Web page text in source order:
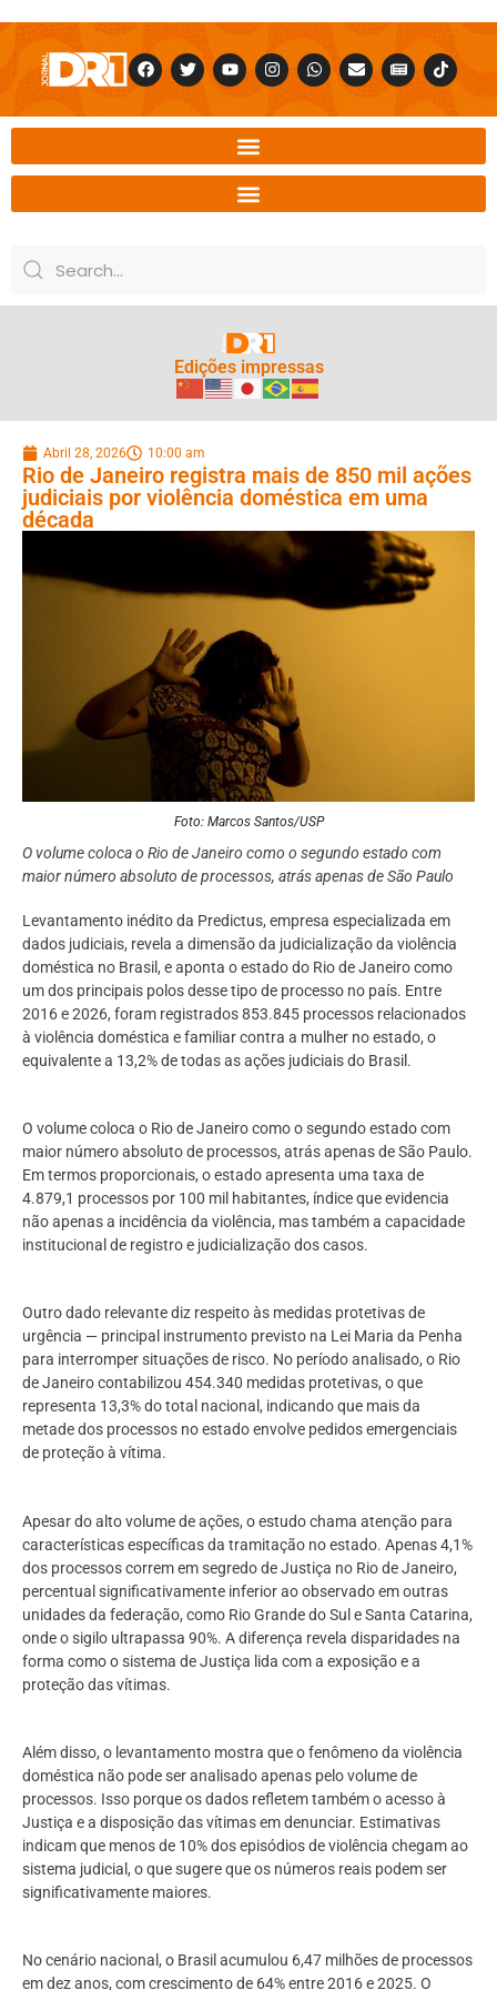
Edições impressas
Abril 28, 2026 10:00 am
Rio de Janeiro registra mais de 850 mil ações
judiciais por violência doméstica em uma
década
Foto: Marcos Santos/USP
O volume coloca o Rio de Janeiro como o segundo estado com
maior número absoluto de processos, atrás apenas de São Paulo
Levantamento inédito da Predictus, empresa especializada em
dados judiciais, revela a dimensão da judicialização da violência
doméstica no Brasil, e aponta o estado do Rio de Janeiro como
um dos principais polos desse tipo de processo no país. Entre
2016 e 2026, foram registrados 853.845 processos relacionados
à violência doméstica e familiar contra a mulher no estado, o
equivalente a 13,2% de todas as ações judiciais do Brasil.
O volume coloca o Rio de Janeiro como o segundo estado com
maior número absoluto de processos, atrás apenas de São Paulo.
Em termos proporcionais, o estado apresenta uma taxa de
4.879,1 processos por 100 mil habitantes, índice que evidencia
não apenas a incidência da violência, mas também a capacidade
institucional de registro e judicialização dos casos.
Outro dado relevante diz respeito às medidas protetivas de
urgência — principal instrumento previsto na Lei Maria da Penha
para interromper situações de risco. No período analisado, o Rio
de Janeiro contabilizou 454.340 medidas protetivas, o que
representa 13,3% do total nacional, indicando que mais da
metade dos processos no estado envolve pedidos emergenciais
de proteção à vítima.
Apesar do alto volume de ações, o estudo chama atenção para
características específicas da tramitação no estado. Apenas 4,1%
dos processos correm em segredo de Justiça no Rio de Janeiro,
percentual significativamente inferior ao observado em outras
unidades da federação, como Rio Grande do Sul e Santa Catarina,
onde o sigilo ultrapassa 90%. A diferença revela disparidades na
forma como o sistema de Justiça lida com a exposição e a
proteção das vítimas.
Além disso, o levantamento mostra que o fenômeno da violência
doméstica não pode ser analisado apenas pelo volume de
processos. Isso porque os dados refletem também o acesso à
Justiça e a disposição das vítimas em denunciar. Estimativas
indicam que menos de 10% dos episódios de violência chegam ao
sistema judicial, o que sugere que os números reais podem ser
significativamente maiores.
No cenário nacional, o Brasil acumulou 6,47 milhões de processos
em dez anos, com crescimento de 64% entre 2016 e 2025. O